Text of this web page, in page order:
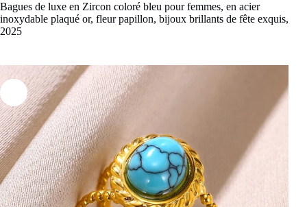
Bagues de luxe en Zircon coloré bleu pour femmes, en acier
inoxydable plaqué or, fleur papillon, bijoux brillants de fête exquis,
2025